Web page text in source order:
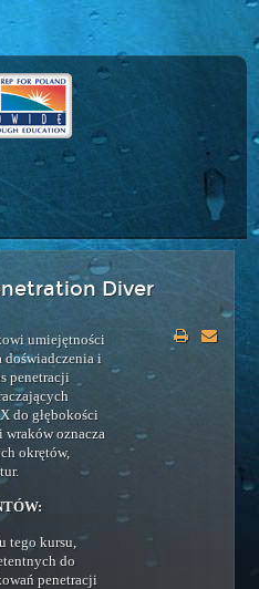
Diver
umiejętności
i
penetracji
do głębokości
wraków oznacza
okrętów,
kursu,
do
penetracji